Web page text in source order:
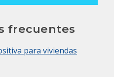
frecuentes
para viviendas